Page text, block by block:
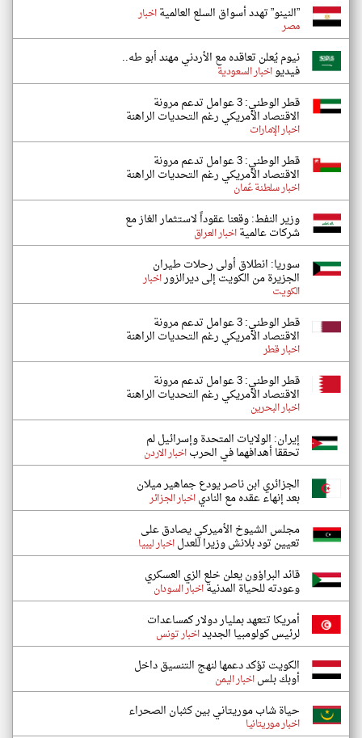
”النينو” تهدد أسواق السلع العالميةاخبار
مصر
نيوم يُعلن تعاقده مع الأردني مهند أبو طه..
فيديواخبار السعودية
قطر الوطني: 3 عوامل تدعم مرونة
الاقتصاد الأمريكي رغم التحديات الراهنة
اخبار الإمارات
قطر الوطني: 3 عوامل تدعم مرونة
الاقتصاد الأمريكي رغم التحديات الراهنة
اخبار سلطنة عُمان
وزير النفط: وقعنا عقوداً لاستثمار الغاز مع
شركات عالميةاخبار العراق
سوريا: انطلاق أولى رحلات طيران
الجزيرة من الكويت إلى ديرالزوراخبار
الكويت
قطر الوطني: 3 عوامل تدعم مرونة
الاقتصاد الأمريكي رغم التحديات الراهنة
اخبار قطر
قطر الوطني: 3 عوامل تدعم مرونة
الاقتصاد الأمريكي رغم التحديات الراهنة
اخبار البحرين
إيران: الولايات المتحدة وإسرائيل لم
تحققا أهدافهما في الحرباخبار الاردن
الجزائري ابن ناصر يودع جماهير ميلان
بعد إنهاء عقده مع النادياخبار الجزائر
مجلس الشيوخ الأميركي يصادق على
تعيين تود بلانش وزيرا للعدلاخبار ليبيا
قائد البراؤون يعلن خلع الزي العسكري
وعودته للحياة المدنيةاخبار السودان
أمريكا تتعهد بمليار دولار كمساعدات
لرئيس كولومبيا الجديداخبار تونس
الكويت تؤكد دعمها لنهج التنسيق داخل
أوبك بلساخبار اليمن
حياة شاب موريتاني بين كثبان الصحراء
اخبار موريتانيا